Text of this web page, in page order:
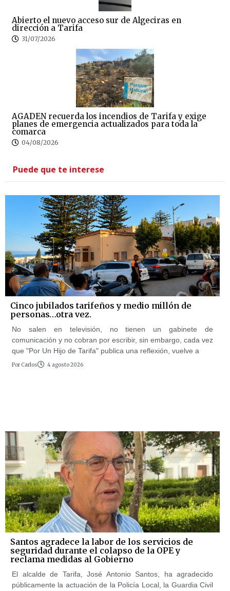
Abierto el nuevo acceso sur de Algeciras en
dirección a Tarifa
31/07/2026
AGADEN recuerda los incendios de Tarifa y exige
planes de emergencia actualizados para toda la
comarca
04/08/2026
Puede que te interese
Cinco jubilados tarifeños y medio millón de
personas…otra vez.
No salen en televisión, no tienen un gabinete de
comunicación y no cobran por escribir, sin embargo, cada vez
que "Por Un Hijo de Tarifa" publica una reflexión, vuelve a
Por Carlos 4 agosto 2026
Santos agradece la labor de los servicios de
seguridad durante el colapso de la OPE y
reclama medidas al Gobierno
El alcalde de Tarifa, José Antonio Santos, ha agradecido
públicamente la actuación de la Policía Local, la Guardia Civil